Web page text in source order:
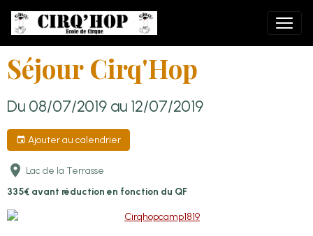
Séjour Cirq'Hop
Du 08/07/2019 au 12/07/2019
Ajouter au calendrier
Lac de la Terrasse
335€ avant réduction en fonction du QF